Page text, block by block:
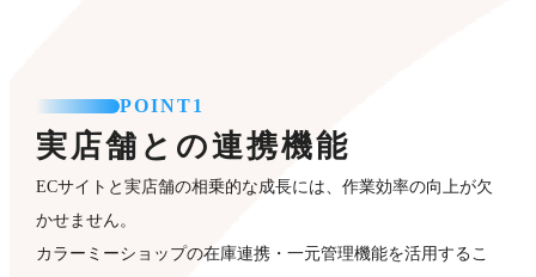
POINT1
実店舗との連携機能
ECサイトと実店舗の相乗的な成長には、作業効率の向上が欠
かせません。
カラーミーショップの在庫連携・一元管理機能を活用するこ